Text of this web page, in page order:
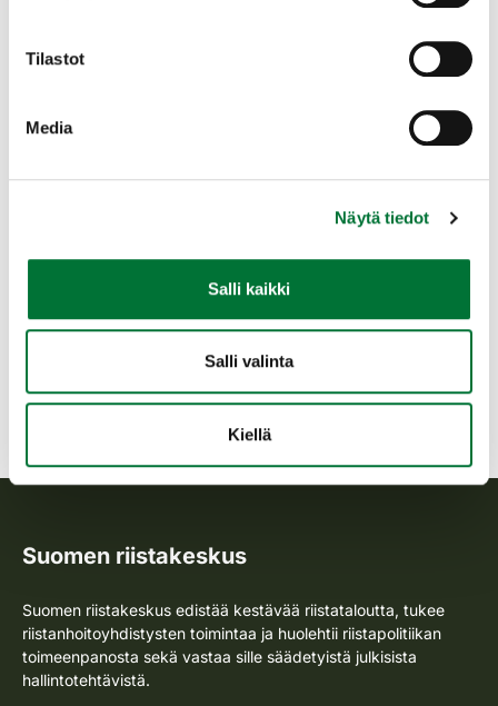
Tilastot
Media
Näytä tiedot
Salli kaikki
Salli valinta
Kiellä
Kymenlaakso
Lisätietoa pyystä
Suomen riistakeskus
Suomen riistakeskus edistää kestävää riistataloutta, tukee
riistanhoitoyhdistysten toimintaa ja huolehtii riistapolitiikan
toimeenpanosta sekä vastaa sille säädetyistä julkisista
hallintotehtävistä.